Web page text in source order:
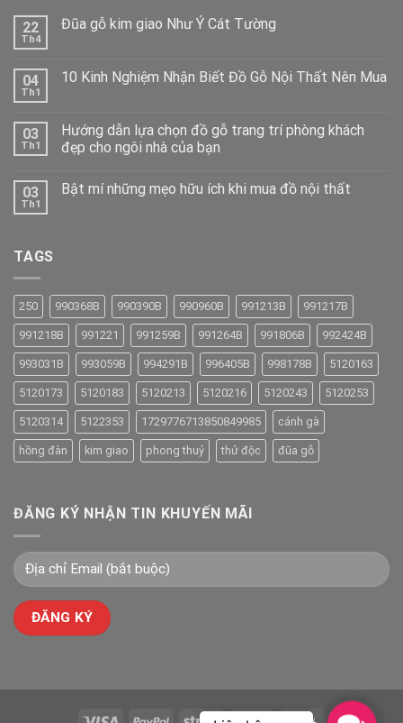
22
Th4
Đũa gỗ kim giao Như Ý Cát Tường
04
Th1
10 Kinh Nghiệm Nhận Biết Đồ Gỗ Nội Thất Nên Mua
03
Th1
Hướng dẫn lựa chọn đồ gỗ trang trí phòng khách
đẹp cho ngôi nhà của bạn
03
Th1
Bật mí những mẹo hữu ích khi mua đồ nội thất
TAGS
250 990368B 990390B 990960B 991213B 991217B
991218B 991221 991259B 991264B 991806B 992424B
993031B 993059B 994291B 996405B 998178B 5120163
5120173 5120183 5120213 5120216 5120243 5120253
5120314 5122353 1729776713850849985 cánh gà
hồng đàn kim giao phong thuỷ thử độc đũa gỗ
ĐĂNG KÝ NHẬN TIN KHUYẾN MÃI